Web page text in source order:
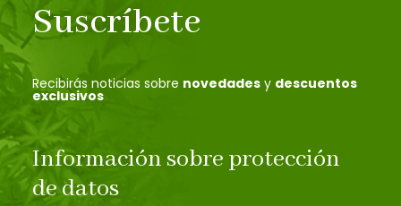
Suscríbete
Recibirás noticias sobre novedades y descuentos
exclusivos
Información sobre protección
de datos